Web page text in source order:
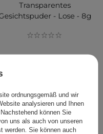
Transparentes
- Lose - 8g
ordnungsgemäß und wir
analysieren und Ihnen
können Sie
uns als auch von unseren
werden. Sie können auch